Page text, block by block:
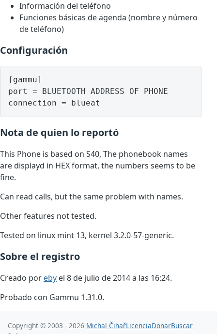
Información del teléfono
Funciones básicas de agenda (nombre y número
de teléfono)
Configuración
[gammu]
port = BLUETOOTH ADDRESS OF PHONE
Nota de quien lo reportó
This Phone is based on S40, The phonebook names
are displayd in HEX format, the numbers seems to be
fine.
Can read calls, but the same problem with names.
Other features not tested.
Tested on linux mint 13, kernel 3.2.0-57-generic.
Sobre el registro
Creado por eby el 8 de julio de 2014 a las 16:24.
Probado con Gammu 1.31.0.
Copyright © 2003 - 2026 Michal ČihařLicenciaDonarBuscar